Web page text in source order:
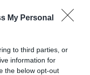
My Personal
to third parties, or
information for
the below opt-out